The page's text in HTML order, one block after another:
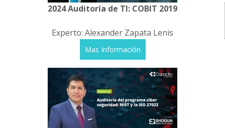
2024 Auditoría de TI: COBIT 2019
Experto: Alexander Zapata Lenis
Mas Información